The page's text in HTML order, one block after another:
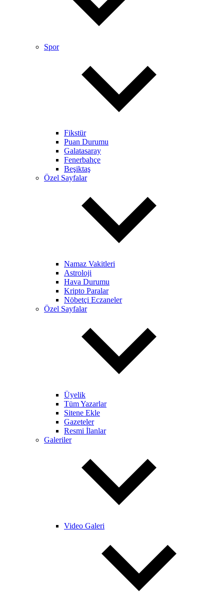
Spor
Fikstür
Puan Durumu
Galatasaray
Fenerbahçe
Beşiktaş
Özel Sayfalar
Namaz Vakitleri
Astroloji
Hava Durumu
Kripto Paralar
Nöbetçi Eczaneler
Özel Sayfalar
Üyelik
Tüm Yazarlar
Sitene Ekle
Gazeteler
Resmi İlanlar
Galeriler
Video Galeri